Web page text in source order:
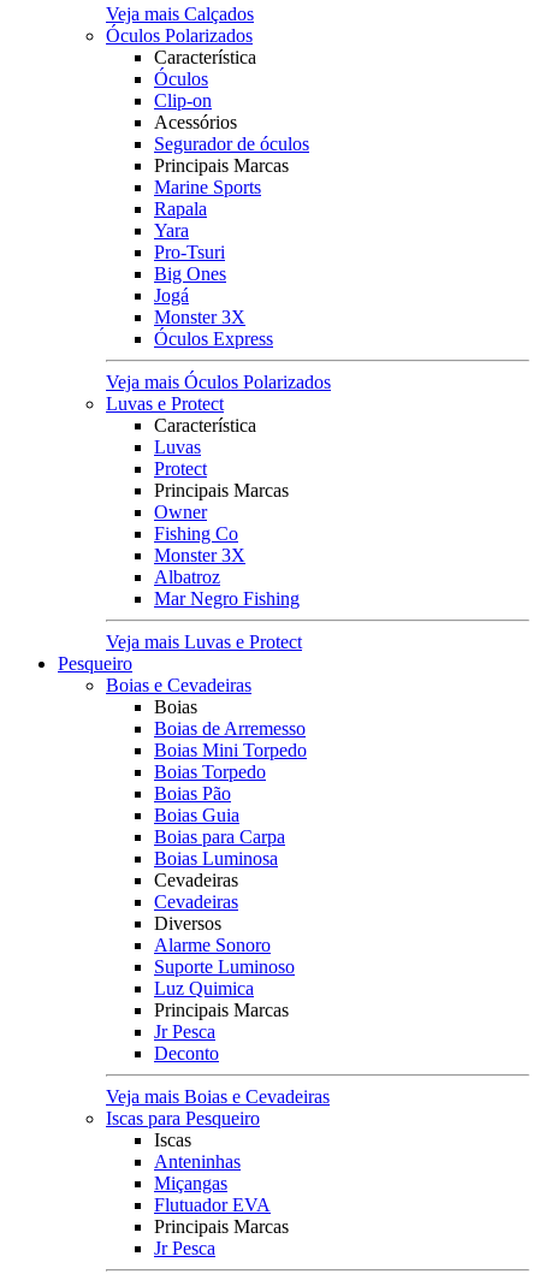
Veja mais Calçados
Óculos Polarizados
Característica
Óculos
Clip-on
Acessórios
Segurador de óculos
Principais Marcas
Marine Sports
Rapala
Yara
Pro-Tsuri
Big Ones
Jogá
Monster 3X
Óculos Express
Veja mais Óculos Polarizados
Luvas e Protect
Característica
Luvas
Protect
Principais Marcas
Owner
Fishing Co
Monster 3X
Albatroz
Mar Negro Fishing
Veja mais Luvas e Protect
Pesqueiro
Boias e Cevadeiras
Boias
Boias de Arremesso
Boias Mini Torpedo
Boias Torpedo
Boias Pão
Boias Guia
Boias para Carpa
Boias Luminosa
Cevadeiras
Cevadeiras
Diversos
Alarme Sonoro
Suporte Luminoso
Luz Quimica
Principais Marcas
Jr Pesca
Deconto
Veja mais Boias e Cevadeiras
Iscas para Pesqueiro
Iscas
Anteninhas
Miçangas
Flutuador EVA
Principais Marcas
Jr Pesca